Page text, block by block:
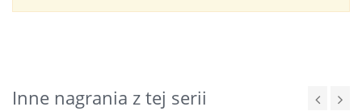
Inne nagrania z tej serii